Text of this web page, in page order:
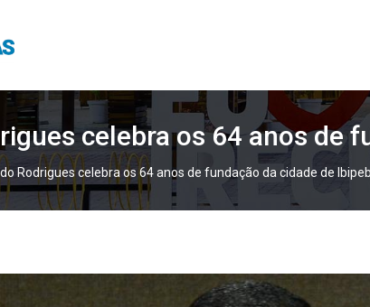
celebra os 64 anos de
Rodrigues celebra os 64 anos de fundação da cidade de